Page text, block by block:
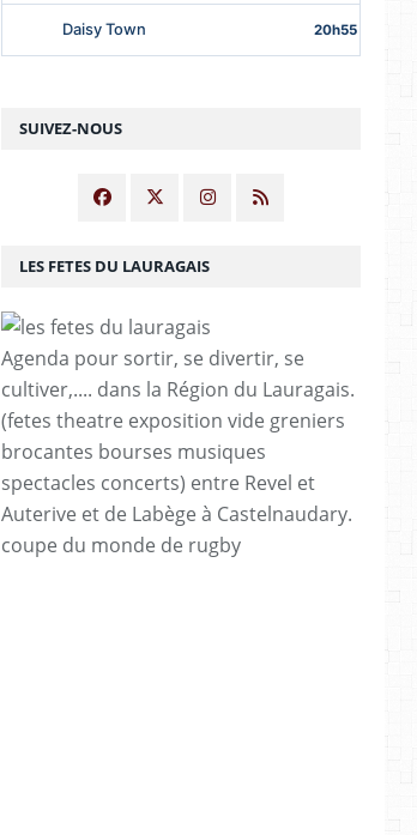
SUIVEZ-NOUS
LES FETES DU LAURAGAIS
Agenda pour sortir, se divertir, se
cultiver,.... dans la Région du Lauragais.
(fetes theatre exposition vide greniers
brocantes bourses musiques
spectacles concerts) entre Revel et
Auterive et de Labège à Castelnaudary.
coupe du monde de rugby